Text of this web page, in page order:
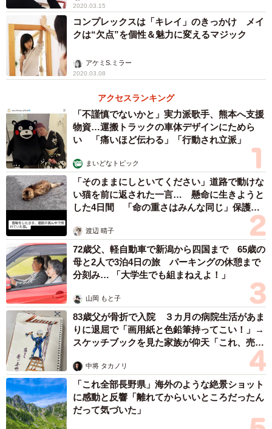
2020.03.15
コンプレックスは「キレイ」のきっかけ メイ
クは“欠点”を個性＆魅力に変えるマジック
アケミS.ミラー
2020.03.08
アクセスランキング
「不謹慎でないかと」実力派歌手、熊本へ支援
物資…運搬トラックの車体デザインにためら
い 「痛いほど伝わる」「行動され立派」
まいどなトピック
「そのままにしといてください」道路で動けな
い猫を前に返された一言… 懸命に生きようと
した4日間 「命の重さはみんな同じ」保護団
渡辺 晴子
72歳父、軽自動車で新潟から四国まで 65歳の
母と2人で3泊4日の旅 パーキングの休憩まで
分刻み… 「大学生でも組まねえよ！」
山岡 もと子
83歳父が骨折で入院 ３カ月の病院生活があま
りに退屈で「画用紙と色鉛筆持ってこい！」→
スケッチブックを見た家族が仰天「これ、売れ
中将 タカノリ
「これ全部長野県」海外のような絶景ショット
に感動と反響「離れてからいいところだったん
だって気づいた」